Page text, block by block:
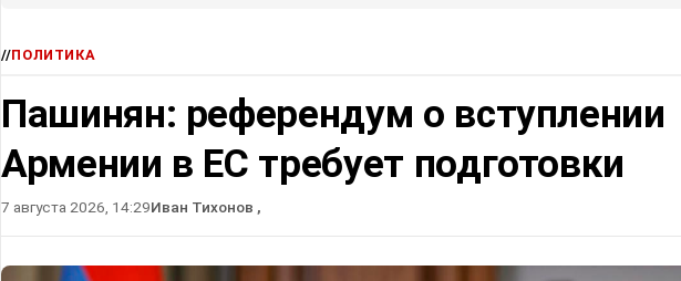
//ПОЛИТИКА
Пашинян: референдум о вступлении
Армении в ЕС требует подготовки
7 августа 2026, 14:29Иван Тихонов ,